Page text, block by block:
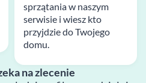
sprzątania w naszym
serwisie i wiesz kto
przyjdzie do Twojego
domu.
na zlecenie